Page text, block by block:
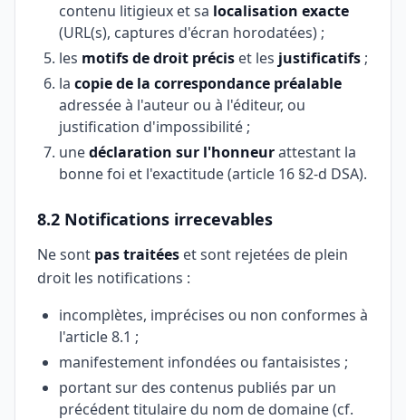
contenu litigieux et sa localisation exacte
(URL(s), captures d'écran horodatées) ;
les motifs de droit précis et les justificatifs ;
la copie de la correspondance préalable
adressée à l'auteur ou à l'éditeur, ou
justification d'impossibilité ;
unedéclaration sur l'honneurattestant la
bonne foi et l'exactitude (article 16 §2-d DSA).
8.2 Notifications irrecevables
Ne sont pas traitées et sont rejetées de plein
droit les notifications :
incomplètes, imprécises ou non conformes à
l'article 8.1 ;
manifestement infondées ou fantaisistes ;
portant sur des contenus publiés par un
précédent titulaire du nom de domaine (cf.